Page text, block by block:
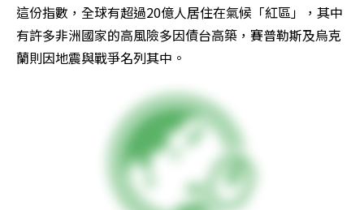
這份指數，全球有超過20億人居住在氣候「紅區」，其中
有許多非洲國家的高風險多因債台高築，賽普勒斯及烏克
蘭則因地震與戰爭名列其中。